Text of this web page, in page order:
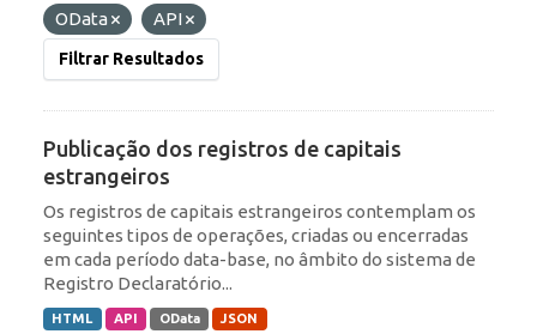
OData
API
Filtrar Resultados
Publicação dos registros de capitais
estrangeiros
Os registros de capitais estrangeiros contemplam os
seguintes tipos de operações, criadas ou encerradas
em cada período data-base, no âmbito do sistema de
Registro Declaratório...
HTML API OData JSON